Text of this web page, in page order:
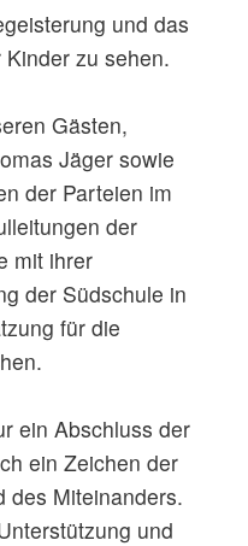
und das
zu sehen.
Gästen,
Jäger sowie
der Parteien im
der
mit ihrer
der Südschule in
für die
ein Abschluss der
ein Zeichen der
des Miteinanders.
und